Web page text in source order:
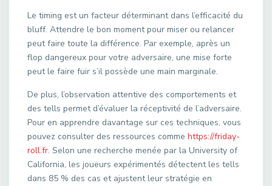
Le timing est un facteur déterminant dans l’efficacité du
bluff. Attendre le bon moment pour miser ou relancer
peut faire toute la différence. Par exemple, après un
flop dangereux pour votre adversaire, une mise forte
peut le faire fuir s’il possède une main marginale.
De plus, l’observation attentive des comportements et
des tells permet d’évaluer la réceptivité de l’adversaire.
Pour en apprendre davantage sur ces techniques, vous
pouvez consulter des ressources comme https://friday-
roll.fr. Selon une recherche menée par la University of
California, les joueurs expérimentés détectent les tells
dans 85 % des cas et ajustent leur stratégie en